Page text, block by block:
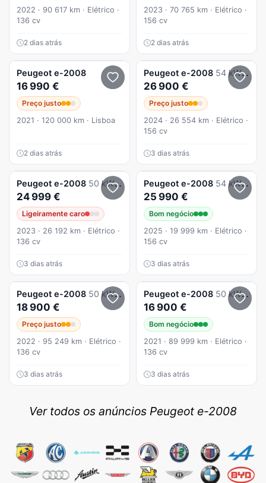
2022 · 90 617 km · Elétrico ·
136 cv
2 dias atrás
2023 · 70 765 km · Elétrico ·
156 cv
2 dias atrás
Peugeot e-2008
16 990 €
Preço justo
2021 · 120 000 km · Lisboa
2 dias atrás
Peugeot e-2008 54 kWh Allure
26 900 €
Preço justo
2024 · 26 554 km · Elétrico ·
156 cv
3 dias atrás
Peugeot e-2008 50 kWh GT
24 999 €
Ligeiramente caro
2023 · 26 192 km · Elétrico ·
136 cv
3 dias atrás
Peugeot e-2008 54 kWh Allure
25 990 €
Bom negócio
2025 · 19 999 km · Elétrico ·
156 cv
3 dias atrás
Peugeot e-2008 50 kWh Allure Pack
18 900 €
Preço justo
2022 · 95 249 km · Elétrico ·
136 cv
3 dias atrás
Peugeot e-2008 50 kWh Allure
16 900 €
Bom negócio
2021 · 89 999 km · Elétrico ·
136 cv
3 dias atrás
Ver todos os anúncios Peugeot e-2008